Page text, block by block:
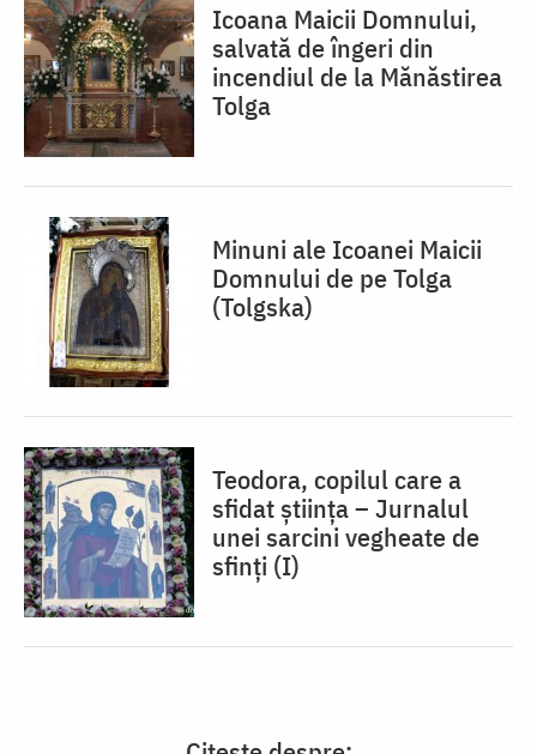
Icoana Maicii Domnului,
salvată de îngeri din
incendiul de la Mănăstirea
Tolga
Minuni ale Icoanei Maicii
Domnului de pe Tolga
(Tolgska)
Teodora, copilul care a
sfidat știința – Jurnalul
unei sarcini vegheate de
sfinți (I)